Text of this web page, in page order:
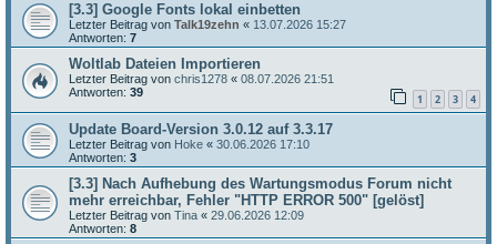
[3.3] Google Fonts lokal einbetten
Letzter Beitrag von Talk19zehn « 13.07.2026 15:27
Antworten: 7
Woltlab Dateien Importieren
Letzter Beitrag von chris1278 « 08.07.2026 21:51
Antworten: 39 1 2 3 4
Update Board-Version 3.0.12 auf 3.3.17
Letzter Beitrag von Hoke « 30.06.2026 17:10
Antworten: 3
[3.3] Nach Aufhebung des Wartungsmodus Forum nicht
mehr erreichbar, Fehler "HTTP ERROR 500" [gelöst]
Letzter Beitrag von Tina « 29.06.2026 12:09
Antworten: 8